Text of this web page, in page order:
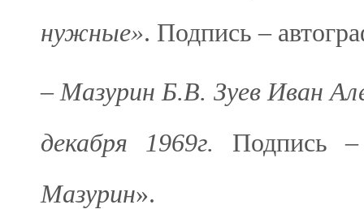
нужные». Подпись –
– Мазурин Б.В. Зуев Иван
декабря 1969г. Подпись
Мазурин».